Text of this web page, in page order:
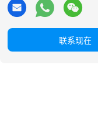
联系现在